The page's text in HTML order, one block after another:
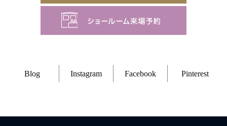
Blog Instagram Facebook Pinterest